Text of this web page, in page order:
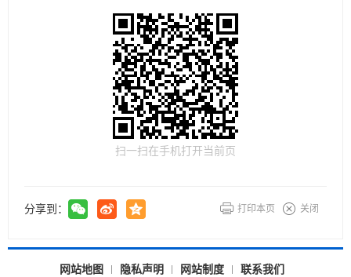
扫一扫在手机打开当前页
分享到： 打印本页 关闭
网站地图 隐私声明 网站制度
联系我们